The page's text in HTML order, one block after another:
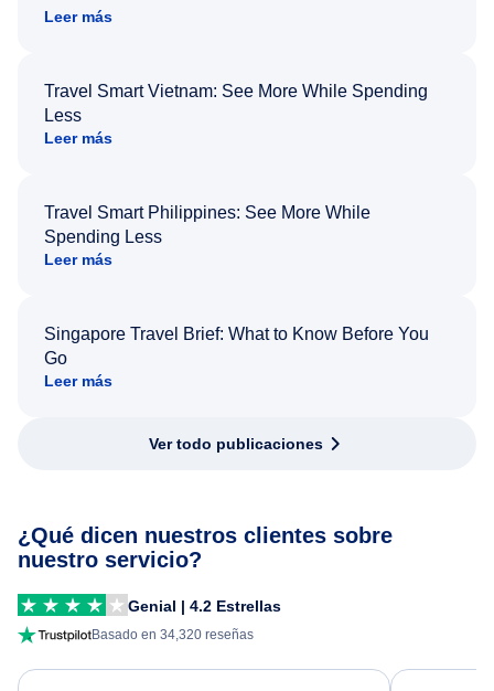
Leer más
Travel Smart Vietnam: See More While Spending
Less
Leer más
Travel Smart Philippines: See More While
Spending Less
Leer más
Singapore Travel Brief: What to Know Before You
Go
Leer más
Ver todo publicaciones
¿Qué dicen nuestros clientes sobre
nuestro servicio?
Genial | 4.2 Estrellas
Basado en 34,320 reseñas